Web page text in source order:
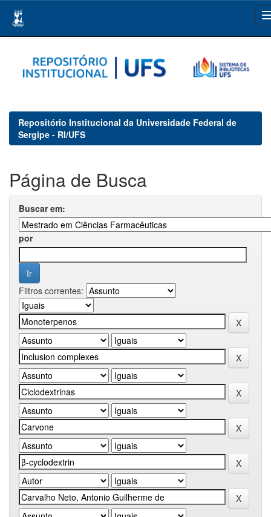
navigation
Repositório Institucional da Universidade Federal de
Sergipe - RI/UFS
Página de Busca
Buscar em:
por
Filtros correntes: